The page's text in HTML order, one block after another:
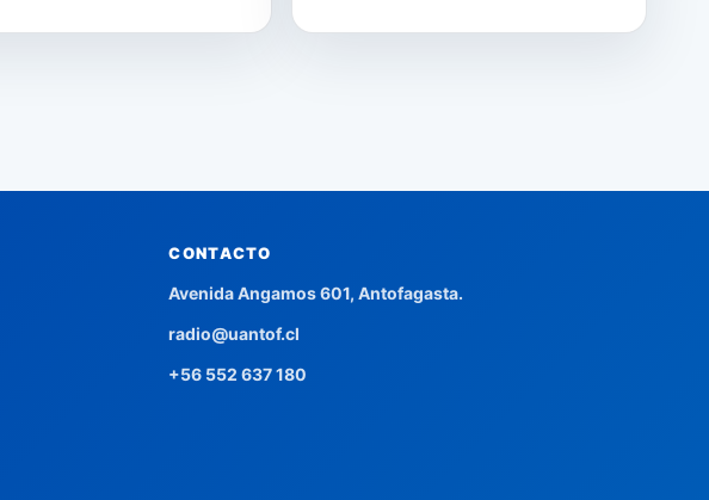
CONTACTO
Avenida Angamos 601, Antofagasta.
radio@uantof.cl
+56 552 637 180